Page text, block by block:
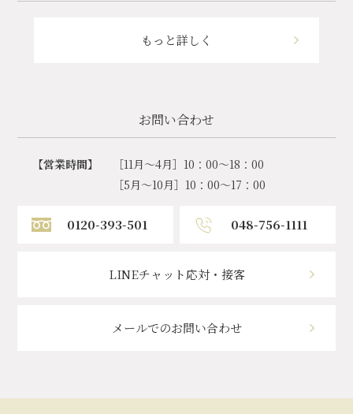
もっと詳しく
お問い合わせ
【営業時間】
［11月～4月］10：00～18：00
［5月～10月］10：00～17：00
0120-393-501 048-756-1111
LINEチャット応対・接客
メールでのお問い合わせ